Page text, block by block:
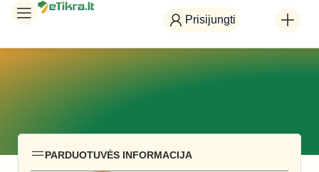
Prisijungti
PARDUOTUVĖS INFORMACIJA